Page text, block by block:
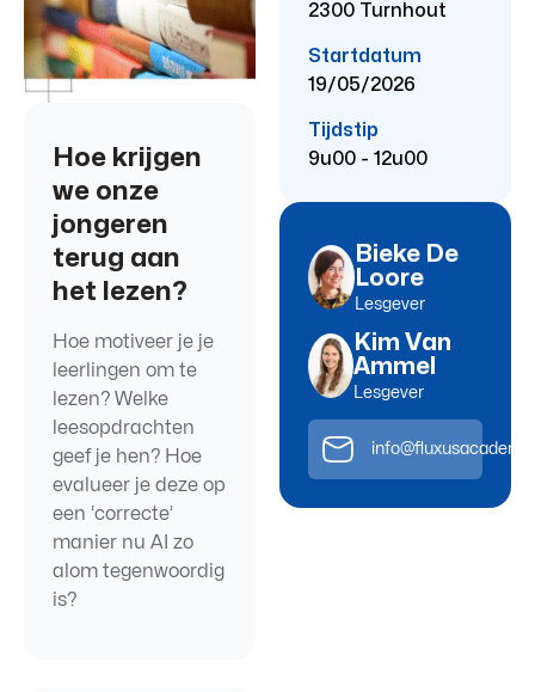
Hoe krijgen
we onze
jongeren
terug aan
het lezen?
Hoe motiveer je je
leerlingen om te
lezen? Welke
leesopdrachten
geef je hen? Hoe
evalueer je deze op
een ‘correcte’
manier nu AI zo
alom tegenwoordig
is?
2300 Turnhout
Startdatum
19/05/2026
Tijdstip
9u00 - 12u00
Bieke De
Loore
Lesgever
Kim Van
Ammel
Lesgever